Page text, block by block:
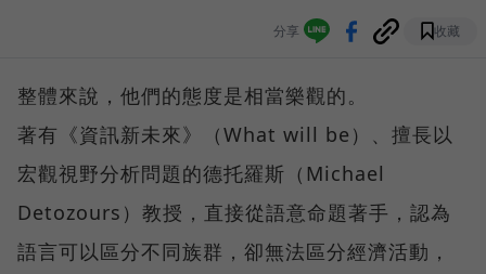
分享 收藏
整體來說，他們的態度是相當樂觀的。
著有《資訊新未來》（What will be）、擅長以
宏觀視野分析問題的德托羅斯（Michael
Detozours）教授，直接從語意命題著手，認為
語言可以區分不同族群，卻無法區分經濟活動，